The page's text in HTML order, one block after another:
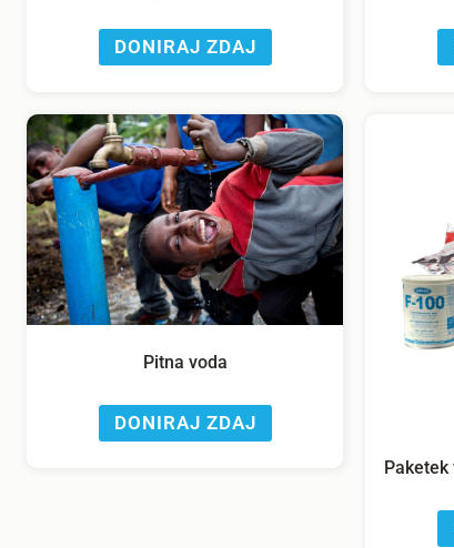
DONIRAJ ZDAJ
Pitna voda
DONIRAJ ZDAJ